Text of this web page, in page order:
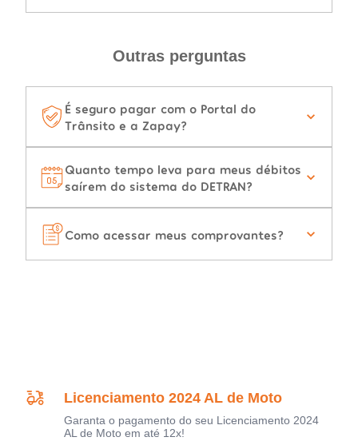
Outras perguntas
É seguro pagar com o Portal do
Trânsito e a Zapay?
Quanto tempo leva para meus débitos
saírem do sistema do DETRAN?
Como acessar meus comprovantes?
Licenciamento 2024 AL de Moto
Garanta o pagamento do seu Licenciamento 2024
AL de Moto em até 12x!